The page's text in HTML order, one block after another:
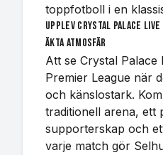
toppfotboll i en
Upplev Crystal Palace live
äkta atmosfär
Att se Crystal
Premier League när
och känslostark.
traditionell arena, ett
supporterskap och
varje match gör